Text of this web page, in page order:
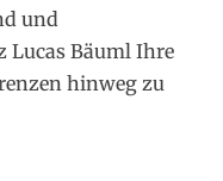
und
Lucas Bäuml Ihre
hinweg zu